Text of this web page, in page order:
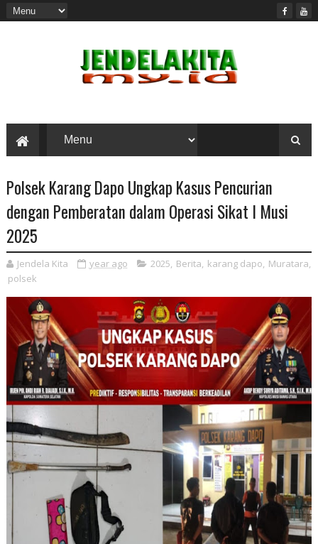
Polsek Karang Dapo Ungkap Kasus Pencurian
dengan Pemberatan dalam Operasi Sikat I Musi
2025
Jendela Kita year ago 2025, Berita, karang dapo, Muratara,
polsek